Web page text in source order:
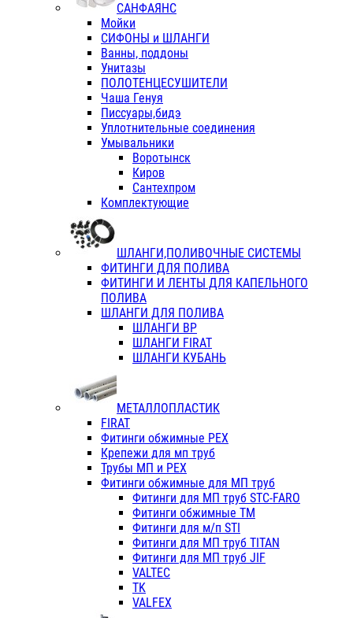
САНФАЯНС
Мойки
СИФОНЫ и ШЛАНГИ
Ванны, поддоны
Унитазы
ПОЛОТЕНЦЕСУШИТЕЛИ
Чаша Генуя
Писсуары,бидэ
Уплотнительные соединения
Умывальники
Воротынск
Киров
Сантехпром
Комплектующие
ШЛАНГИ,ПОЛИВОЧНЫЕ СИСТЕМЫ
ФИТИНГИ ДЛЯ ПОЛИВА
ФИТИНГИ И ЛЕНТЫ ДЛЯ КАПЕЛЬНОГО
ПОЛИВА
ШЛАНГИ ДЛЯ ПОЛИВА
ШЛАНГИ ВР
ШЛАНГИ FIRAT
ШЛАНГИ КУБАНЬ
МЕТАЛЛОПЛАСТИК
FIRAT
Фитинги обжимные PEX
Крепежи для мп труб
Трубы МП и PEX
Фитинги обжимные для МП труб
Фитинги для МП труб STC-FARO
Фитинги обжимные ТМ
Фитинги для м/п STI
Фитинги для МП труб TITAN
Фитинги для МП труб JIF
VALTEC
TK
VALFEX